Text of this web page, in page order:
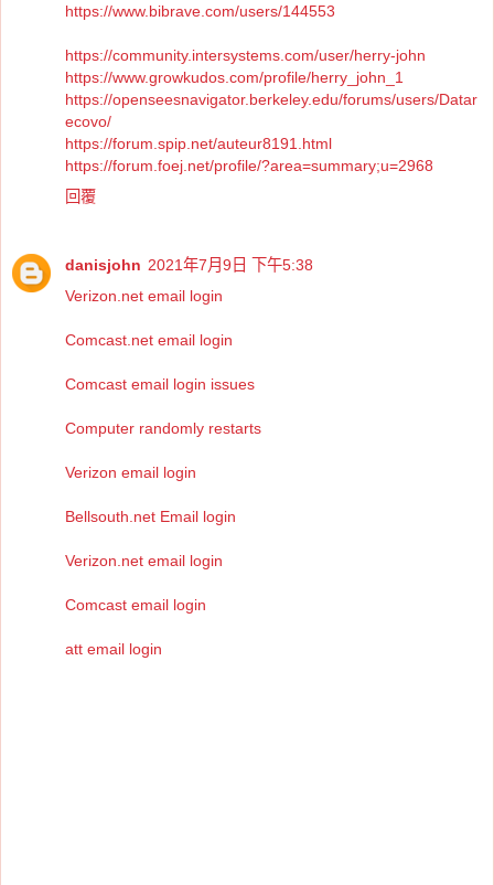
https://www.bibrave.com/users/144553
https://community.intersystems.com/user/herry-john
https://www.growkudos.com/profile/herry_john_1
https://openseesnavigator.berkeley.edu/forums/users/Datar
ecovo/
https://forum.spip.net/auteur8191.html
https://forum.foej.net/profile/?area=summary;u=2968
回覆
danisjohn 2021年7月9日 下午5:38
Verizon.net email login
Comcast.net email login
Comcast email login issues
Computer randomly restarts
Verizon email login
Bellsouth.net Email login
Verizon.net email login
Comcast email login
att email login